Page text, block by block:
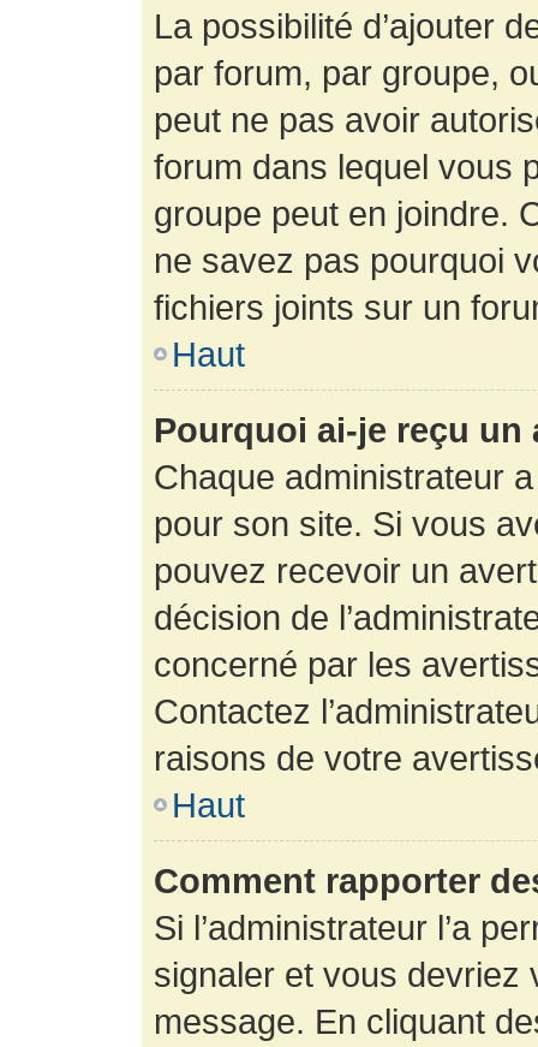
La possibilité d’ajouter
par forum, par groupe,
peut ne pas avoir
forum dans lequel vous
groupe peut en joindre.
ne savez pas pourquoi
fichiers joints sur un
Haut
Pourquoi ai-je reçu un
Chaque administrateur
pour son site. Si vous
pouvez recevoir un
décision de
concerné par les
Contactez
raisons de votre
Haut
Comment rapporter
Si l’administrateur l’a
signaler et vous devriez
message. En cliquant